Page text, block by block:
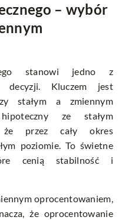
– wybór
stanowi jedno z
decyzji. Kluczem jest
stałym a zmiennym
ze stałym
że przez cały okres
poziomie. To świetne
cenią stabilność i
oprocentowaniem,
że oprocentowanie